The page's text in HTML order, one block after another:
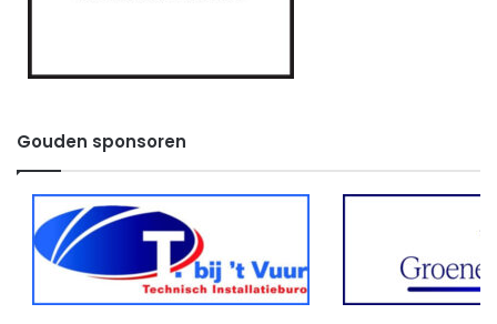
Gouden sponsoren